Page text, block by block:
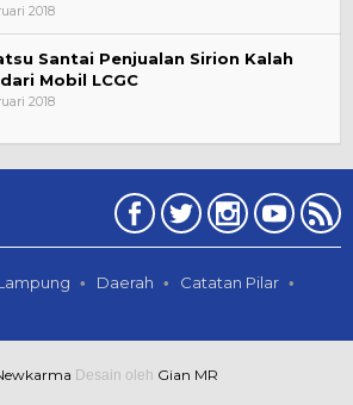
2018
Santai Penjualan Sirion Kalah
Mobil LCGC
2018
Daerah
Catatan Pilar
Desain oleh Gian MR